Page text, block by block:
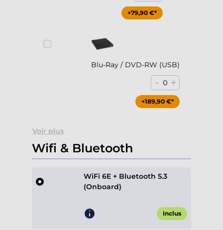
+79,90 €*
Blu-Ray / DVD-RW (USB)
- 0 +
+189,90 €*
Voir plus
Wifi & Bluetooth
WiFi 6E + Bluetooth 5.3
(Onboard)
Inclus